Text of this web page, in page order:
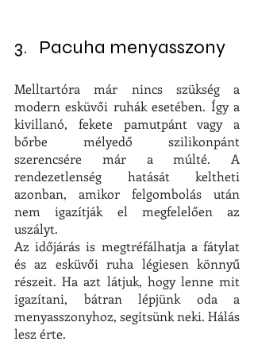
3.   Pacuha menyasszony
Melltartóra már nincs szükség a
modern esküvői ruhák esetében. Így a
kivillanó, fekete pamutpánt vagy a
bőrbe mélyedő szilikonpánt
szerencsére már a múlté. A
rendezetlenség hatását keltheti
azonban, amikor felgombolás után
nem igazítják el megfelelően az
uszályt.
Az időjárás is megtréfálhatja a fátylat
és az esküvői ruha légiesen könnyű
részeit. Ha azt látjuk, hogy lenne mit
igazítani, bátran lépjünk oda a
menyasszonyhoz, segítsünk neki. Hálás
lesz érte.